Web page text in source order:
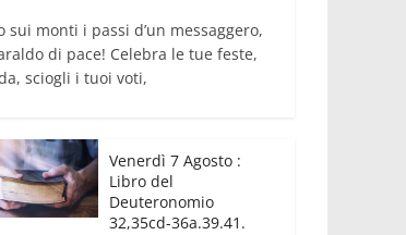
sui monti i passi d’un messaggero,
di pace! Celebra le tue feste,
sciogli i tuoi voti,
Venerdì 7 Agosto :
Libro del
Deuteronomio
32,35cd-36a.39.41.